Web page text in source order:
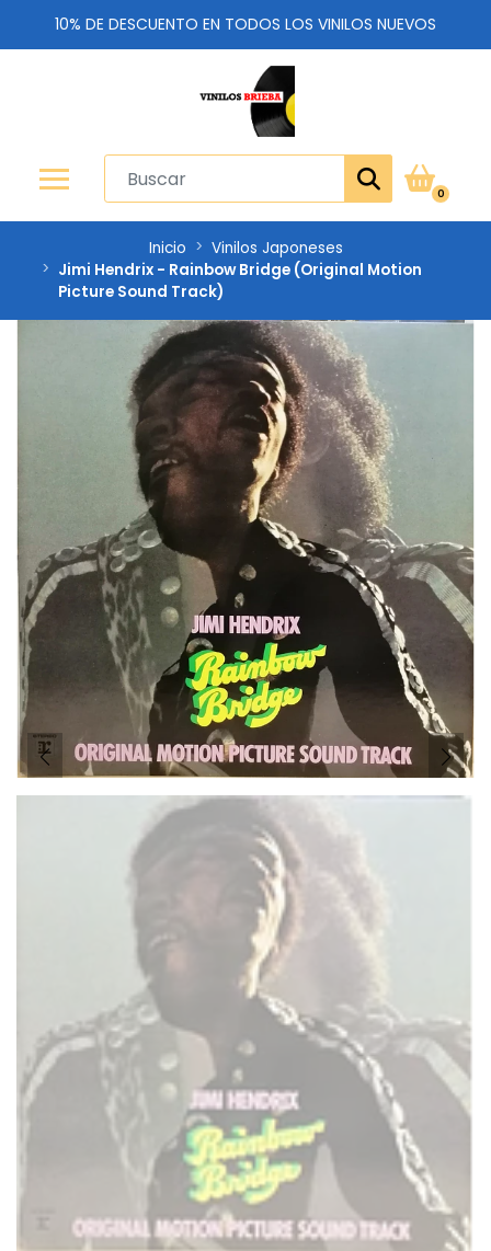
10% DE DESCUENTO EN TODOS LOS VINILOS NUEVOS
0
Inicio
Vinilos Japoneses
Jimi Hendrix - Rainbow Bridge (Original Motion
Picture Sound Track)